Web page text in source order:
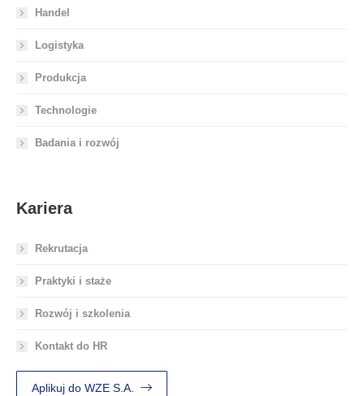
Handel
Logistyka
Produkcja
Technologie
Badania i rozwój
Kariera
Rekrutacja
Praktyki i staże
Rozwój i szkolenia
Kontakt do HR
Aplikuj do WZE S.A.